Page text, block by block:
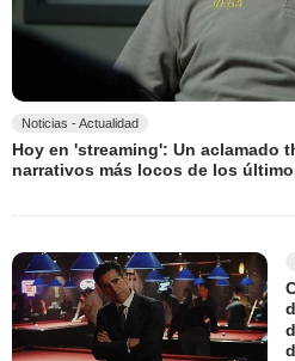
Noticias - Actualidad
Hoy en 'streaming': Un aclamado
narrativos más locos de los